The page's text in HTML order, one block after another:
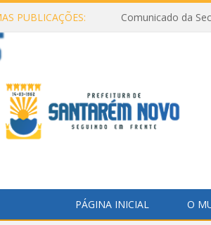
PUBLICAÇÕES: Comunicado da
PÁGINA INICIAL O